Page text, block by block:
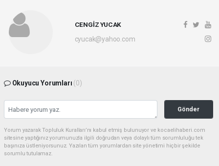
CENGİZ YUCAK
cyucak@yahoo.com
Okuyucu Yorumları (0)
Gönder
Yorum yazarak Topluluk Kuralları’nı kabul etmiş bulunuyor ve kocaelihaberi.com
sitesine yaptığınız yorumunuzla ilgili doğrudan veya dolaylı tüm sorumluluğu tek
başınıza üstleniyorsunuz. Yazılan tüm yorumlardan site yönetimi hiçbir şekilde
sorumlu tutulamaz.